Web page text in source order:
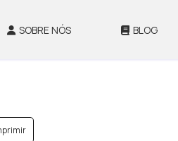
SOBRE NÓS BLOG